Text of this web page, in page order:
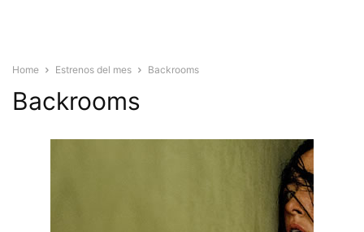
Home Estrenos del mes Backrooms
Backrooms